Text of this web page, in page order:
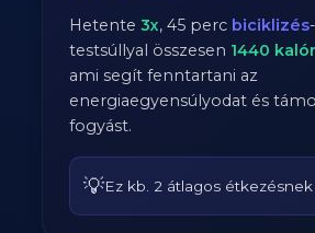
Hetente3x,45 perc biciklizés
testsúllyal összesen 1440
ami segít fenntartani az
energiaegyensúlyodat és
fogyást.
💡Ez kb. 2 átlagos